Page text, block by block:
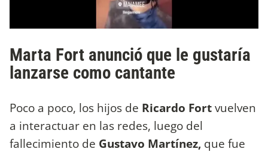
Marta Fort anunció que le gustaría
lanzarse como cantante
Poco a poco, los hijos de Ricardo Fortvuelven
a interactuar en las redes, luego del
fallecimiento de Gustavo Martínez, que fue